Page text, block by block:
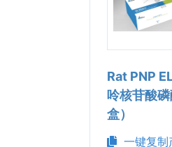
Rat PNP
呤核苷酸
盒）
一键复制